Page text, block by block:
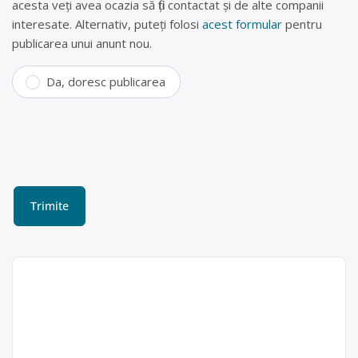
acesta veți avea ocazia să fiți contactat și de alte companii
interesate. Alternativ, puteți folosi acest formular pentru
publicarea unui anunt nou.
Da, doresc publicarea